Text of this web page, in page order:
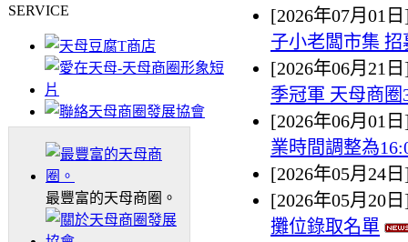
SERVICE
最豐富的天母商圈。
[2026年07月01
子小老闆市集 招
[2026年06月21
季冠軍 天母商
[2026年06月01
業時間調整為
[2026年05月24
[2026年05月20
攤位錄取名單